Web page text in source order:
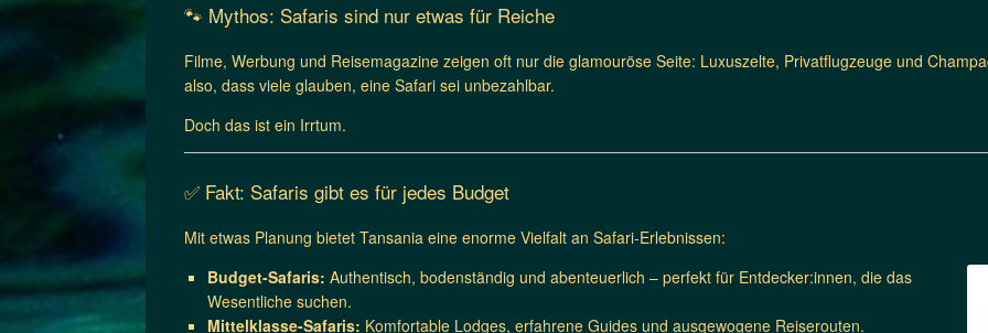
🐾 Mythos: Safaris sind nur etwas für Reiche
Filme, Werbung und Reisemagazine zeigen oft nur die glamouröse Seite: Luxuszelte, Privatflugzeuge und
also, dass viele glauben, eine Safari sei unbezahlbar.
Doch das ist ein Irrtum.
✅ Fakt: Safaris gibt es für jedes Budget
Mit etwas Planung bietet Tansania eine enorme Vielfalt an Safari-Erlebnissen:
Budget-Safaris: Authentisch, bodenständig und abenteuerlich – perfekt für Entdecker:innen, die das
Wesentliche suchen.
Mittelklasse-Safaris: Komfortable Lodges, erfahrene Guides und ausgewogene Reiserouten.